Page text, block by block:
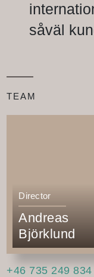
såväl
TEAM
Director
Andreas
Björklund
+46 735 249 834